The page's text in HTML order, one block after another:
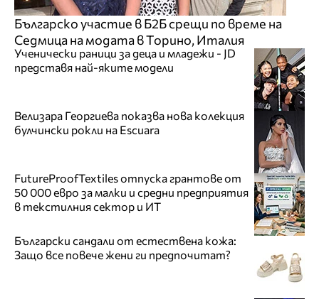
Българско участие в Б2Б срещи по време на
Седмица на модата в Торино, Италия
Ученически раници за деца и младежи - JD
представя най-яките модели
Велизара Георгиева показва нова колекция
булчински рокли на Escuara
FutureProofTextiles отпуска грантове от
50 000 евро за малки и средни предприятия
в текстилния сектор и ИТ
Български сандали от естествена кожа:
Защо все повече жени ги предпочитат?